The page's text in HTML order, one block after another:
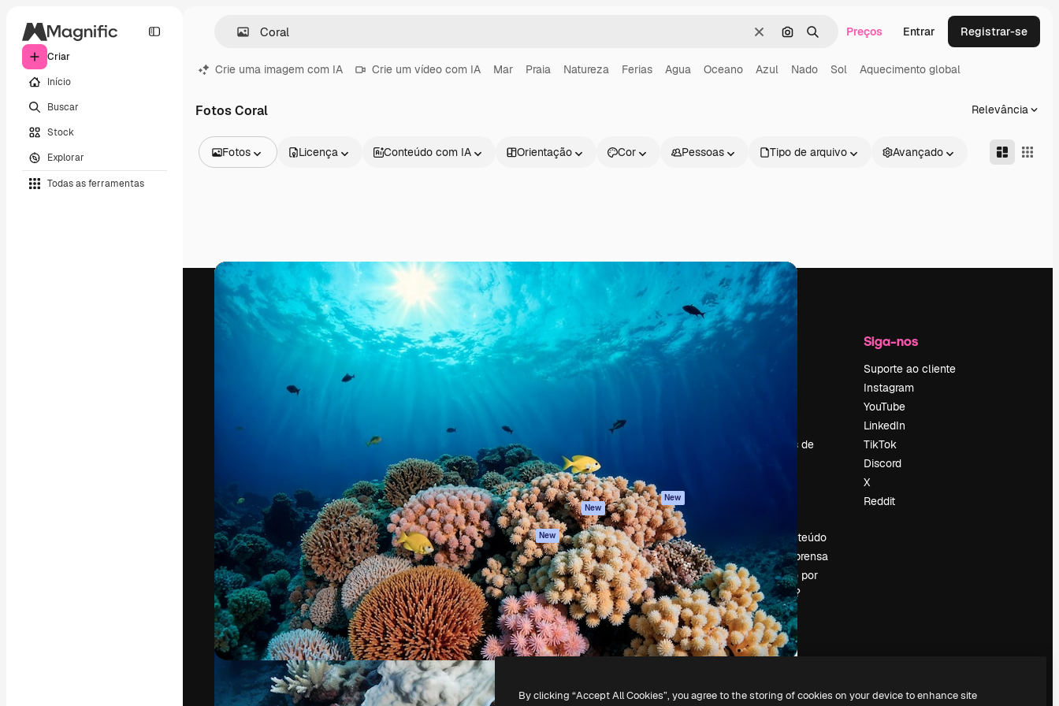
Criar
Início
Buscar
Stock
Explorar
Todas as ferramentas
LimparPesquisar por imagem
BuscarPreços Entrar Registrar-se
Crie uma imagem com IA Crie um vídeo com IA Mar Praia Natureza Ferias Agua Oceano Azul Nado Sol Aquecimento global
Fotos Coral Relevância
Fotos
Vídeos
Clipes de vídeo
Animações
Modelos de vídeos
Ícones
Modelos 3D
Licença Conteúdo com IA Orientação Cor Pessoas Tipo de arquivo Avançado
A plataforma criativa para você direcionar
seu melhor trabalho. Mais de 1 milhão de
assinantes entre criativos, empresas,
Produtos
Spaces
imagens
Gerador de vídeos
Texto para voz
Conteúdo de stock
MCP para
Claude/ChatGPT
New
Agentes New
API
App móvel
Todas as
ferramentas
Começar
Academy
Termos e
privacidade
Originais New
Política de cookies
Central de
confiabilidade
Afiliados
Empresas
Tendências de
Vender conteúdo
Sala de imprensa
Procurando por
magnific.ai?
Siga-nos
Suporte ao cliente
Instagram
YouTube
LinkedIn
TikTok
Discord
X
Reddit
Copyright © 2010-2026Freepik Company S.L.U.Todos os direitos reservados.
By clicking “Accept All Cookies”, you agree to the storing of cookies on your device to enhance site